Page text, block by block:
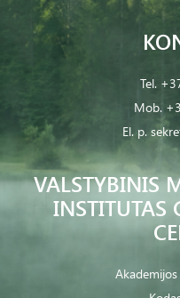
VALSTYBINIS
INSTITUTAS
Tel.
Mob.
El. p.